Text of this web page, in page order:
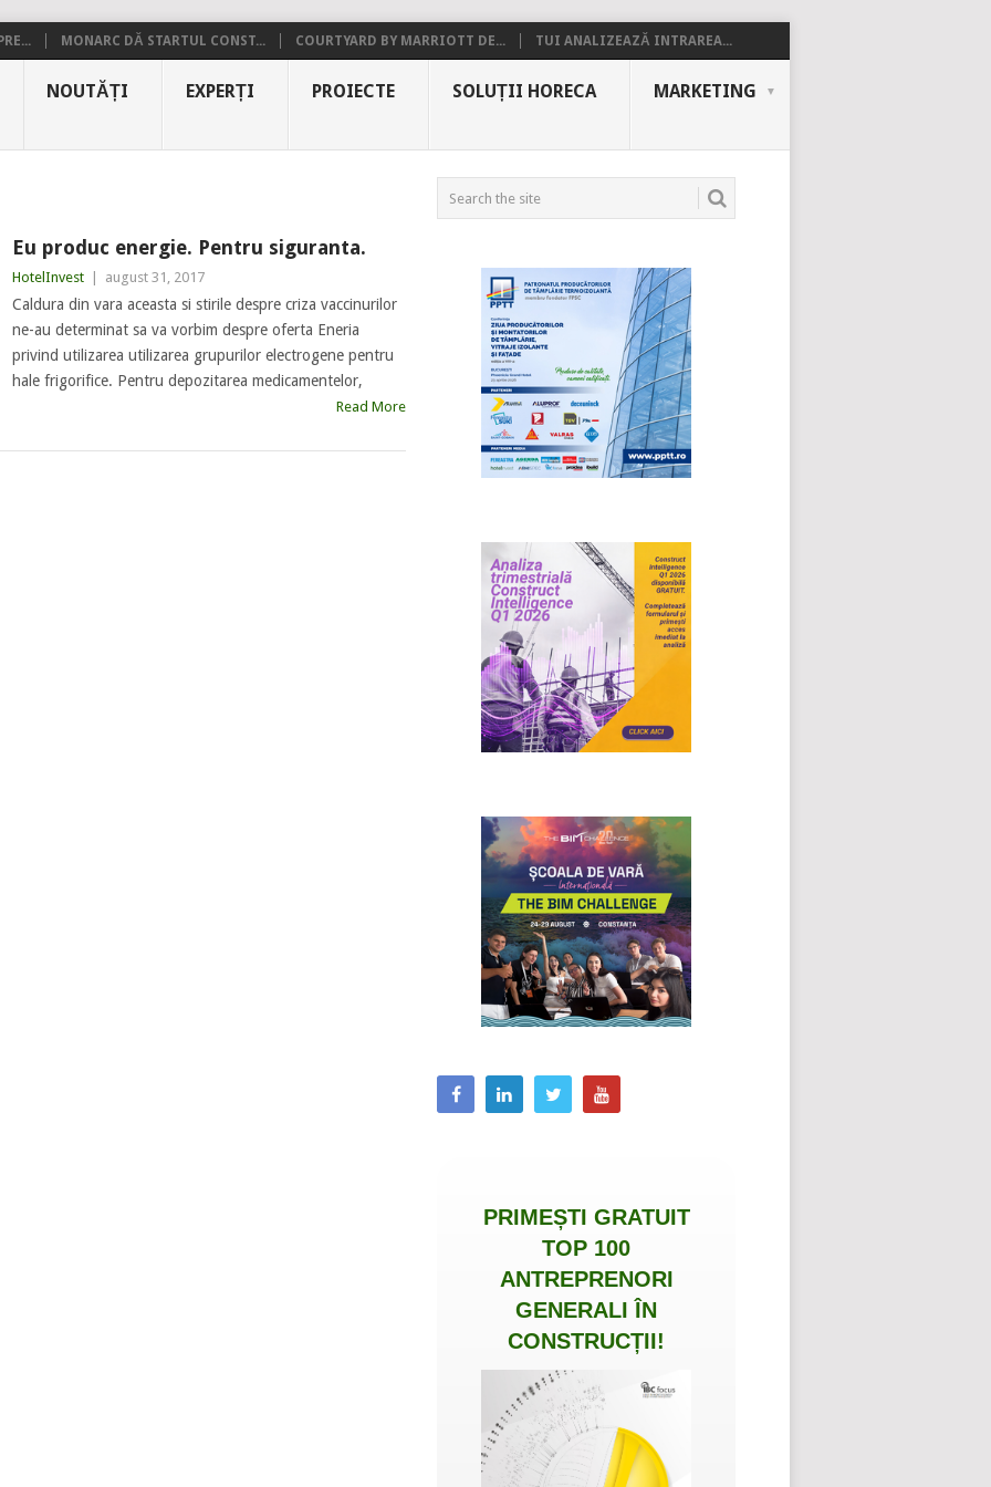
MONARC DĂ STARTUL CONST... COURTYARD BY MARRIOTT DE... TUI ANALIZEAZĂ INTRAREA...
NOUTĂȚI EXPERȚI PROIECTE SOLUȚII HORECA MARKETING
Eu produc energie. Pentru siguranta.
HotelInvest august 31, 2017
Caldura din vara aceasta si stirile despre criza vaccinurilor
ne-au determinat sa va vorbim despre oferta Eneria
privind utilizarea utilizarea grupurilor electrogene pentru
hale frigorifice. Pentru depozitarea medicamentelor,
Read More
PRIMEȘTI GRATUIT
TOP 100
ANTREPRENORI
GENERALI ÎN
CONSTRUCȚII!